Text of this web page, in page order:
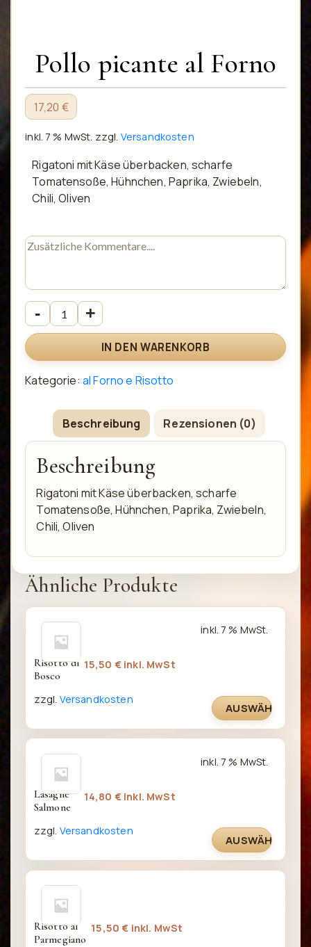
Pollo picante al Forno
17,20 €
inkl. 7 % MwSt. zzgl. Versandkosten
Rigatoni mit Käse überbacken, scharfe
Tomatensoße, Hühnchen, Paprika, Zwiebeln,
Chili, Oliven
IN DEN WARENKORB
Kategorie: al Forno e Risotto
Beschreibung Rezensionen (0)
Beschreibung
Rigatoni mit Käse überbacken, scharfe
Tomatensoße, Hühnchen, Paprika, Zwiebeln,
Chili, Oliven
Ähnliche Produkte
Risotto di
Bosco
15,50 € inkl. MwSt
inkl. 7 % MwSt.
zzgl. Versandkosten
AUSWÄHLEN
Lasagne
Salmone
14,80 € inkl. MwSt
inkl. 7 % MwSt.
zzgl. Versandkosten
AUSWÄHLEN
Risotto al
Parmegiano
15,50€ inkl. MwSt